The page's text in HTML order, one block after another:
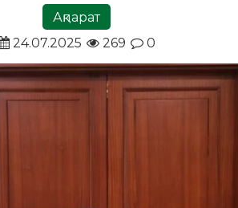
Ақпарат
24.07.2025
269 0